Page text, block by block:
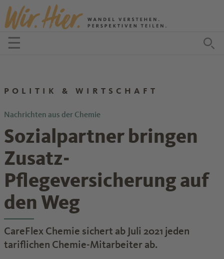
Zum Inhalt springen
☰Menü öffnen
POLITIK & WIRTSCHAFT
Nachrichten aus der Chemie
Sozialpartner bringen
Zusatz-
Pflegeversicherung auf
den Weg
CareFlex Chemie sichert ab Juli 2021 jeden
tariflichen Chemie-Mitarbeiter ab.